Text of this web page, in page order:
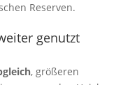
Reserven.
genutzt
, größeren